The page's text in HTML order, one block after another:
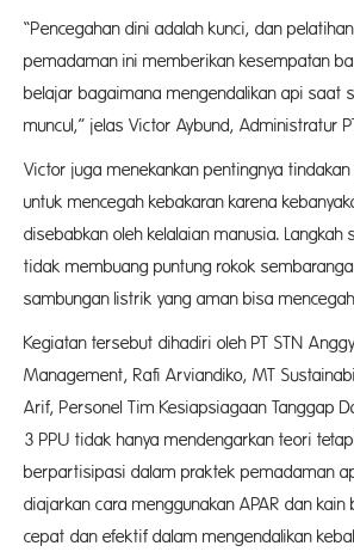
“Pencegahan dini adalah kunci, dan
pemadaman ini memberikan kesempatan
belajar bagaimana mengendalikan api saat
muncul,” jelas Victor Aybund, Administratur
Victor juga menekankan pentingnya
untuk mencegah kebakaran karena
disebabkan oleh kelalaian manusia.
tidak membuang puntung rokok
sambungan listrik yang aman bisa
Kegiatan tersebut dihadiri oleh PT STN
Management, Rafi Arviandiko, MT
Arif, Personel Tim Kesiapsiagaan Tanggap
3 PPU tidak hanya mendengarkan teori
berpartisipasi dalam praktek pemadaman
diajarkan cara menggunakan APAR dan
cepat dan efektif dalam mengendalikan